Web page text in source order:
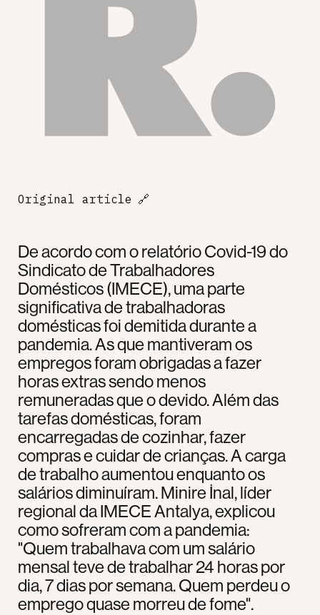
De acordo com o relatório Covid-19 do
Sindicato de Trabalhadores
Domésticos (IMECE), uma parte
significativa de trabalhadoras
domésticas foi demitida durante a
pandemia. As que mantiveram os
empregos foram obrigadas a fazer
horas extras sendo menos
remuneradas que o devido. Além das
tarefas domésticas, foram
encarregadas de cozinhar, fazer
compras e cuidar de crianças. A carga
de trabalho aumentou enquanto os
salários diminuíram. Minire İnal, líder
regional da IMECE Antalya, explicou
como sofreram com a pandemia:
"Quem trabalhava com um salário
mensal teve de trabalhar 24 horas por
dia, 7 dias por semana. Quem perdeu o
emprego quase morreu de fome".
Original article 🔗